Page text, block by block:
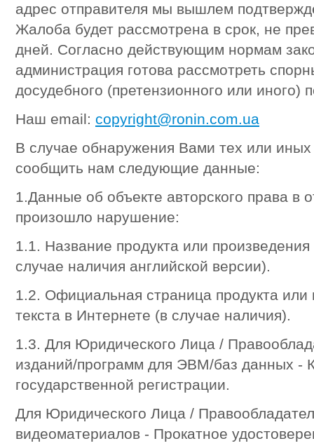
адрес отправителя мы вышлем
Жалоба будет рассмотрена в срок, не
дней. Согласно действующим нормам
администрация готова рассмотреть
досудебного (претензионного или иного)
Наш email: copyright@ronin.com.ua
В случае обнаружения Вами тех или
сообщить нам следующие данные:
1.Данные об объекте авторского права в
произошло нарушение:
1.1. Название продукта или произведения
случае наличия английской версии).
1.2. Официальная страница продукта или
текста в Интернете (в случае наличия).
1.3. Для Юридического Лица /
изданий/программ для ЭВМ/баз данных -
государственной регистрации.
Для Юридического Лица /
видеоматериалов - Прокатное